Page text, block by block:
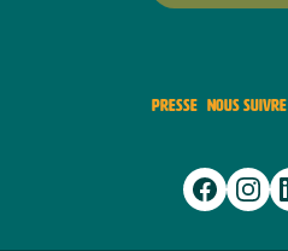
PRESSE NOUS SUIVRE